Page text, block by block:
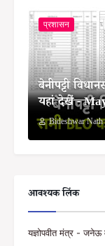
प्रशासन
बेनीपट्टी
यहां देखें -
Bideshwar Nath
आवश्यक लिंक
यज्ञोपवीत मंत्र -